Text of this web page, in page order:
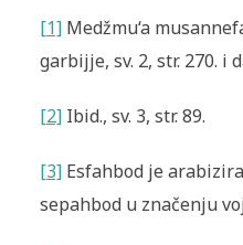
[1]Medžmu‘a
garbijje, sv. 2, str. 270. i
[2]Ibid., sv. 3, str. 89.
[3]Esfahbod je
sepahbod u značenju